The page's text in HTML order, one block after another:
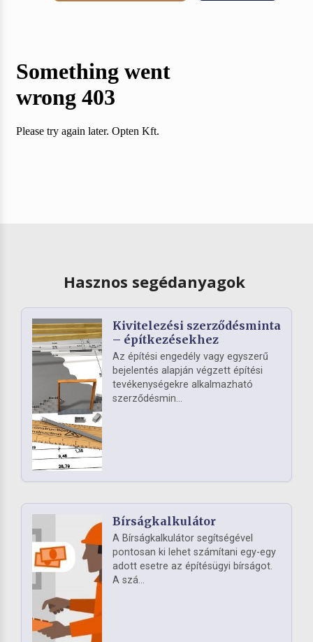
Hasznos segédanyagok
Kivitelezési szerződésminta
– építkezésekhez
Az építési engedély vagy egyszerű
bejelentés alapján végzett építési
tevékenységekre alkalmazható
szerződésmin...
Bírságkalkulátor
A Bírságkalkulátor segítségével
pontosan ki lehet számítani egy-egy
adott esetre az építésügyi bírságot.
A szá...